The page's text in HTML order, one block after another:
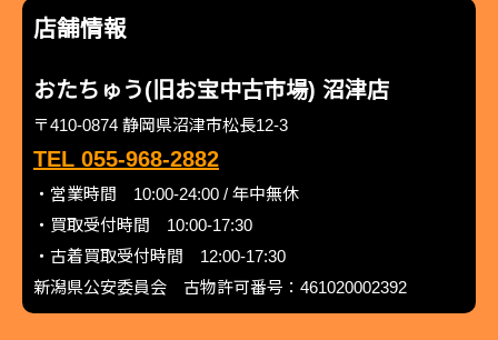
店舗情報
おたちゅう(旧お宝中古市場) 沼津店
〒410-0874 静岡県沼津市松長12-3
TEL 055-968-2882
・営業時間 10:00-24:00 / 年中無休
・買取受付時間 10:00-17:30
・古着買取受付時間 12:00-17:30
新潟県公安委員会 古物許可番号：461020002392